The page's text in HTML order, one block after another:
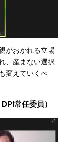
がおかれる立場
、産まない選択
変えていくべ
常任委員）